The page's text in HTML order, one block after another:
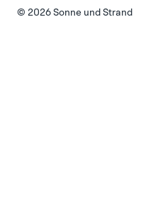
© 2026 Sonne und Strand